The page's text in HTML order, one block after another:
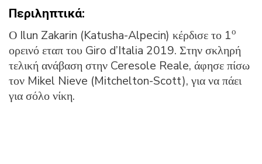
Περιληπτικά:
Ο Ilun Zakarin (Katusha-Alpecin) κέρδισε το 1ο
ορεινό εταπ του Giro d’Italia 2019. Στην σκληρή
τελική ανάβαση στην Ceresole Reale, άφησε πίσω
τον Mikel Nieve (Mitchelton-Scott), για να πάει
για σόλο νίκη.